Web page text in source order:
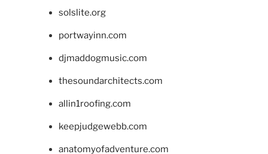
solslite.org
portwayinn.com
djmaddogmusic.com
thesoundarchitects.com
allin1roofing.com
keepjudgewebb.com
anatomyofadventure.com